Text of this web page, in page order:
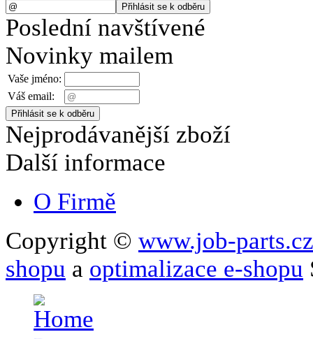
Poslední navštívené
Novinky mailem
Vaše jméno:
Váš email:
Nejprodávanější zboží
Další informace
O Firmě
Copyright © www.job-parts.cz
shopu a optimalizace e-shopu